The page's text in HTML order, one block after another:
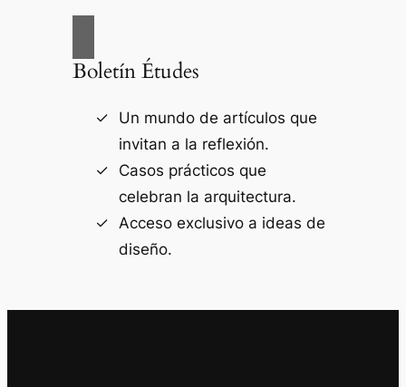
Boletín Études
Un mundo de artículos que
invitan a la reflexión.
Casos prácticos que
celebran la arquitectura.
Acceso exclusivo a ideas de
diseño.